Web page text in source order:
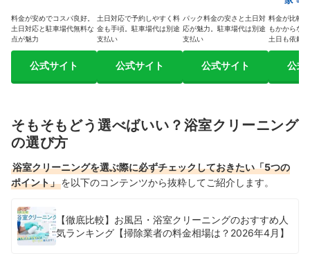
料金が安めでコスパ良好。
土日対応と駐車場代無料な
点が魅力
公式サイト
土日対応で予約しやすく料
金も手頃。駐車場代は別途
支払い
公式サイト
パック料金の安さと土日対
応が魅力。駐車場代は別途
支払い
公式サイト
料金が比較
もかからな
土日も依頼
公式
そもそもどう選べばいい？浴室クリーニング
の選び方
浴室クリーニングを選ぶ際に必ずチェックしておきたい「5つの
ポイント」を以下のコンテンツから抜粋してご紹介します。
【徹底比較】お風呂・浴室クリーニングのおすすめ人
気ランキング【掃除業者の料金相場は？2026年4月】